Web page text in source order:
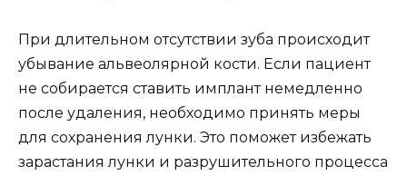
При длительном отсутствии зуба происходит
убывание альвеолярной кости. Если пациент
не собирается ставить имплант немедленно
после удаления, необходимо принять меры
для сохранения лунки. Это поможет избежать
зарастания лунки и разрушительного процесса